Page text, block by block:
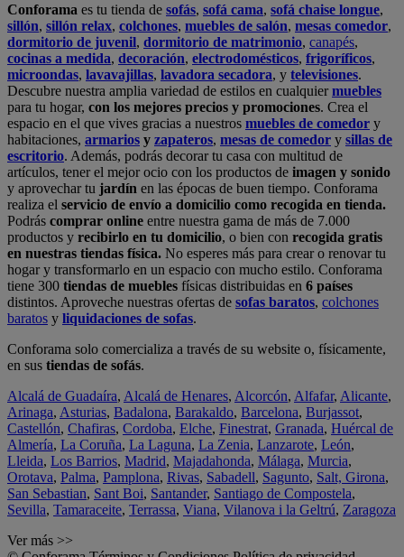
Conforama es tu tienda de sofás, sofá cama, sofá chaise longue,
sillón, sillón relax, colchones, muebles de salón, mesas comedor,
dormitorio de juvenil, dormitorio de matrimonio, canapés,
cocinas a medida, decoración, electrodomésticos, frigoríficos,
microondas, lavavajillas, lavadora secadora, y televisiones.
Descubre nuestra amplia variedad de estilos en cualquiermuebles
para tu hogar, con los mejores precios y promociones. Crea el
espacio en el que vives gracias a nuestros muebles de comedor y
habitaciones, armarios y zapateros, mesas de comedor y sillas de
escritorio. Además, podrás decorar tu casa con multitud de
artículos, tener el mejor ocio con los productos de imagen y sonido
y aprovechar tu jardín en las épocas de buen tiempo. Conforama
realiza el servicio de envío a domicilio como recogida en tienda.
Podrás comprar online entre nuestra gama de más de 7.000
productos y recibirlo en tu domicilio, o bien con recogida gratis
en nuestras tiendas física. No esperes más para crear o renovar tu
hogar y transformarlo en un espacio con mucho estilo. Conforama
tiene 300 tiendas de muebles físicas distribuidas en 6 países
distintos. Aproveche nuestras ofertas de sofas baratos, colchones
baratos y liquidaciones de sofas.
Conforama solo comercializa a través de su website o, físicamente,
en sus tiendas de sofás.
Alcalá de Guadaíra, Alcalá de Henares, Alcorcón, Alfafar, Alicante,
Arinaga, Asturias, Badalona, Barakaldo, Barcelona, Burjassot,
Castellón, Chafiras, Cordoba, Elche, Finestrat, Granada, Huércal de
Almería, La Coruña, La Laguna, La Zenia, Lanzarote, León,
Lleida, Los Barrios, Madrid, Majadahonda, Málaga, Murcia,
Orotava, Palma, Pamplona, Rivas, Sabadell, Sagunto, Salt, Girona,
San Sebastian, Sant Boi, Santander, Santiago de Compostela,
Sevilla, Tamaraceite, Terrassa, Viana, Vilanova i la Geltrú, Zaragoza
Ver más >>